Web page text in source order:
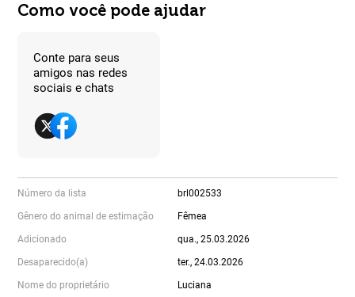
Como você pode ajudar
Conte para seus
amigos nas redes
sociais e chats
Número da lista brl002533
Gênero do animal de estimação Fêmea
Adicionado qua., 25.03.2026
Desaparecido(a) ter., 24.03.2026
Nome do proprietário Luciana